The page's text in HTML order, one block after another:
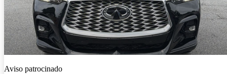
Aviso patrocinado